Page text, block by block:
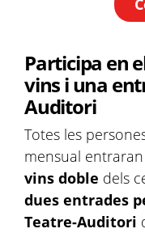
Participa en
vins i una
Auditori
Totes les
mensual
vins doble dels
dues entrades
Teatre-Auditori